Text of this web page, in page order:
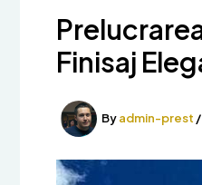
Finisaj
Byadmin-prest /